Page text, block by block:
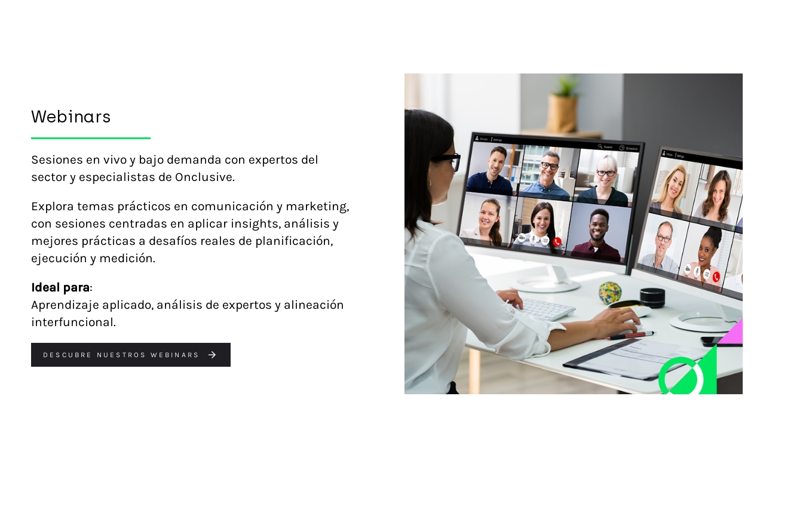
Webinars
Sesiones en vivo y bajo demanda con expertos del
sector y especialistas de Onclusive.
Explora temas prácticos en comunicación y marketing,
con sesiones centradas en aplicar insights, análisis y
mejores prácticas a desafíos reales de planificación,
ejecución y medición.
Ideal para:
Aprendizaje aplicado, análisis de expertos y alineación
interfuncional.
DESCUBRE NUESTROS WEBINARS